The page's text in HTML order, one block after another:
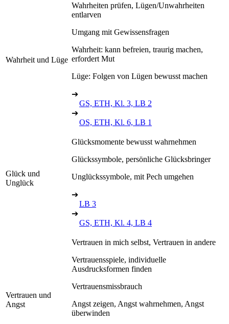
Wahrheit und Lüge
Wahrheiten prüfen, Lügen/Unwahrheiten
entlarven
Umgang mit Gewissensfragen
Wahrheit: kann befreien, traurig machen,
erfordert Mut
Lüge: Folgen von Lügen bewusst machen
➔
GS, ETH, Kl. 3, LB 2
➔
OS, ETH, Kl. 6, LB 1
Glück und
Unglück
Glücksmomente bewusst wahrnehmen
Glückssymbole, persönliche Glücksbringer
Unglückssymbole, mit Pech umgehen
➔
LB 3
➔
GS, ETH, Kl. 4, LB 4
Vertrauen und
Angst
Vertrauen in mich selbst, Vertrauen in andere
Vertrauensspiele, individuelle
Ausdrucksformen finden
Vertrauensmissbrauch
Angst zeigen, Angst wahrnehmen, Angst
überwinden